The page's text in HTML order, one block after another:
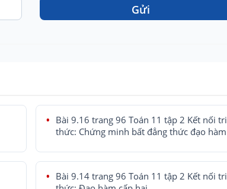
Gửi
Bài 9.16 trang 96 Toán 11 tập 2 Kết nối tri
thức: Chứng minh bất đẳng thức đạo hàm
Bài 9.14 trang 96 Toán 11 tập 2 Kết nối tri